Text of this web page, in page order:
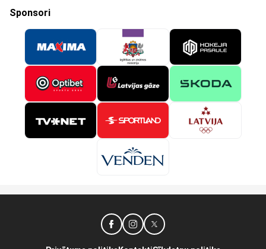
Sponsori